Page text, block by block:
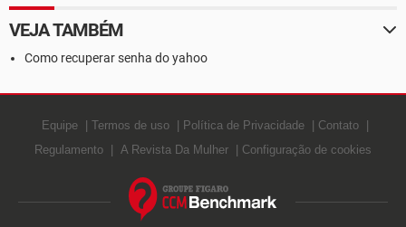
VEJA TAMBÉM
Como recuperar senha do yahoo
Equipe Termos de uso Política de Privacidade
Contato
Regulamento
A Revista Da Mulher Configuração de cookies